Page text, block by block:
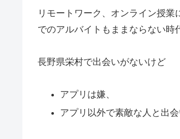
リモートワーク、オンライン授
でのアルバイトもままならない時
長野県栄村で出会いがないけど
アプリは嫌、
アプリ以外で素敵な人と出